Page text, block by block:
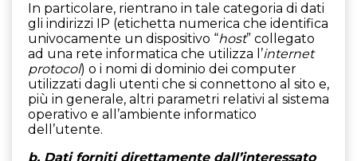
In particolare, rientrano in tale categoria di dati
gli indirizzi IP (etichetta numerica che identifica
univocamente un dispositivo “host” collegato
ad una rete informatica che utilizza l’internet
protocol) o i nomi di dominio dei computer
utilizzati dagli utenti che si connettono al sito e,
più in generale, altri parametri relativi al sistema
operativo e all’ambiente informatico
dell’utente.
b. Dati forniti direttamente dall’interessato